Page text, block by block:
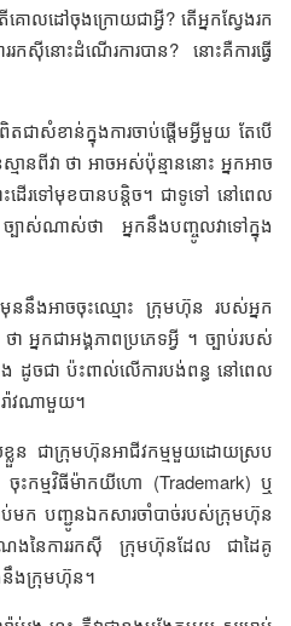
លដៅចុងក្រោយជាអ្វី? តើអ្នកស្វែងរក
កស៊ីនោះដំណើរការបាន? នោះ​គឺ​ការ​ធ្វើ​
តជាសំខាន់ក្នុងការចាប់ផ្ដើមអ្វីមួយ តែបើ
មានពីវា ថា អាចអស់ប៉ុន្មាននោះ អ្នកអាច
ដើរទៅមុខបានបន្តិច។ ជា​ទូទៅ នៅ​ពេល​
ច្បាស់ណាស់​ថា​ អ្នក​នឹង​បញ្ចូល​វា​ទៅ​ក្នុង​
នឹងអាចចុះឈ្មោះ ក្រុមហ៊ុន របស់អ្នក
អ្នកជាអង្គភាពប្រភេទអ្វី ។ ច្បាប់របស់
ដូចជា ប៉ះពាល់លើការបង់ពន្ធ នៅពេល
ាវណាមួយ។
ខ្លួន ជាក្រុមហ៊ុនអាជីវកម្មមួយដោយស្រប
ម ចុះ​កម្មវិធីម៉ាក​យីហោ (Trademark) ឬ​
ាប់មក បញ្ជូនឯកសារចាំបាច់របស់ក្រុមហ៊ុន
នៃការរកស៊ី ក្រុមហ៊ុនដែល ជាដៃគូ
ងក្រុមហ៊ុន។